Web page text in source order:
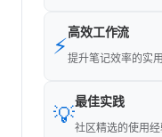
⚡
高效工作流
提升笔记效率的实
💡
最佳实践
社区精选的使用